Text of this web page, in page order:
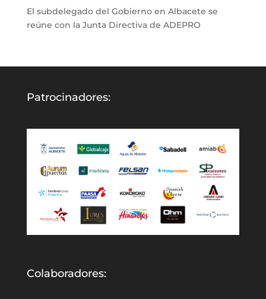
El subdelegado del Gobierno en Albacete se
reúne con la Junta Directiva de ADEPRO
Patrocinadores:
Colaboradores: